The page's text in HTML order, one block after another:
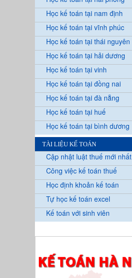
Học kế toán tại nam định
Học kế toán tại vĩnh phúc
Học kế toán tại thái nguyên
Học kế toán tại hải dương
Học kế toán tại vinh
Học kế toán tại đồng nai
Học kế toán tại đà nẵng
Học kế toán tại huế
Học kế toán tại bình dương
TÀI LIỆU KẾ TOÁN
Cập nhật luật thuế mới nhất
Công việc kế toán thuế
Học định khoản kế toán
Tự học kế toán excel
Kế toán với sinh viên